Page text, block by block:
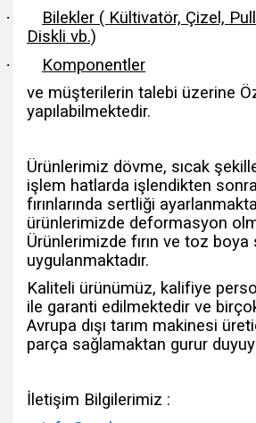
·
Bilekler ( Kültivatör, Çizel,
Diskli vb.)
·
Komponentler
ve müşterilerin talebi üzerine
yapılabilmektedir.
Ürünlerimiz dövme, sıcak
işlem hatlarda işlendikten
fırınlarında sertliği
ürünlerimizde deformasyon
Ürünlerimizde fırın ve toz
uygulanmaktadır.
Kaliteli ürünümüz, kalifiye
ile garanti edilmektedir ve
Avrupa dışı tarım makinesi
parça sağlamaktan gurur
İletişim Bilgilerimiz :